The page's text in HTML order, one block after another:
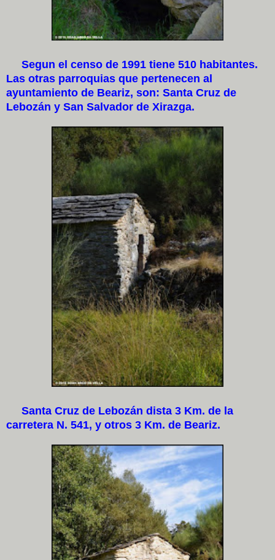
Segun el censo de 1991 tiene 510 habitantes.
Las otras parroquias que pertenecen al
ayuntamiento de Beariz, son: Santa Cruz de
Lebozán y San Salvador de Xirazga.
Santa Cruz de Lebozán dista 3 Km. de la
carretera N. 541, y otros 3 Km. de Beariz.